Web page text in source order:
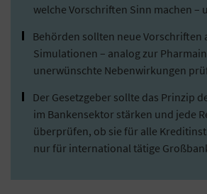
welche Vorschriften Sinn machen –
Behörden sollten neue Vorschriften
Simulationen – analog zur
unerwünschte Nebenwirkungen
Der Gesetzgeber sollte das Prinzip
im Bankensektor stärken und jede
überprüfen, ob sie für alle
nur für international tätige